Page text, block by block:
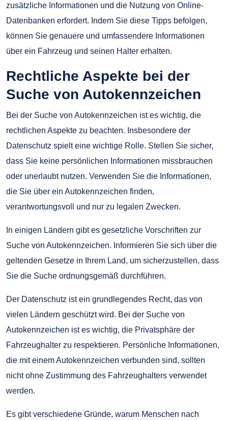
zusätzliche Informationen und die Nutzung von Online-
Datenbanken erfordert. Indem Sie diese Tipps befolgen,
können Sie genauere und umfassendere Informationen
über ein Fahrzeug und seinen Halter erhalten.
Rechtliche Aspekte bei der
Suche von Autokennzeichen
Bei der Suche von Autokennzeichen ist es wichtig, die
rechtlichen Aspekte zu beachten. Insbesondere der
Datenschutz spielt eine wichtige Rolle. Stellen Sie sicher,
dass Sie keine persönlichen Informationen missbrauchen
oder unerlaubt nutzen. Verwenden Sie die Informationen,
die Sie über ein Autokennzeichen finden,
verantwortungsvoll und nur zu legalen Zwecken.
In einigen Ländern gibt es gesetzliche Vorschriften zur
Suche von Autokennzeichen. Informieren Sie sich über die
geltenden Gesetze in Ihrem Land, um sicherzustellen, dass
Sie die Suche ordnungsgemäß durchführen.
Der Datenschutz ist ein grundlegendes Recht, das von
vielen Ländern geschützt wird. Bei der Suche von
Autokennzeichen ist es wichtig, die Privatsphäre der
Fahrzeughalter zu respektieren. Persönliche Informationen,
die mit einem Autokennzeichen verbunden sind, sollten
nicht ohne Zustimmung des Fahrzeughalters verwendet
werden.
Es gibt verschiedene Gründe, warum Menschen nach